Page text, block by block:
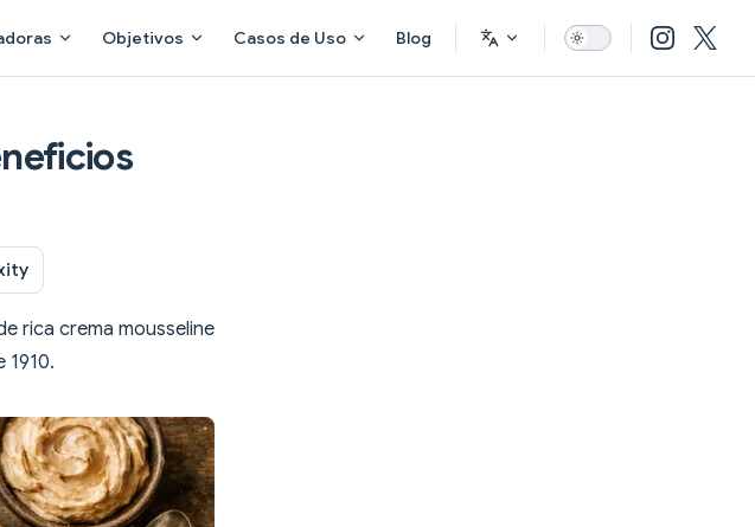
Objetivos Casos de Uso Blog
rica crema mousseline
1910.